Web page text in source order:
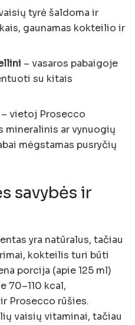
tyrė šaldoma ir
gaunamas kokteilio ir
– vasaros pabaigoje
su kitais
– vietoj Prosecco
mineralinis ar vynuogių
mėgstamas pusryčių
savybės ir
yra natūralus, tačiau
kokteilis turi būti
porcija (apie 125 ml)
70–110 kcal,
Prosecco rūšies.
vaisių vitaminai, tačiau